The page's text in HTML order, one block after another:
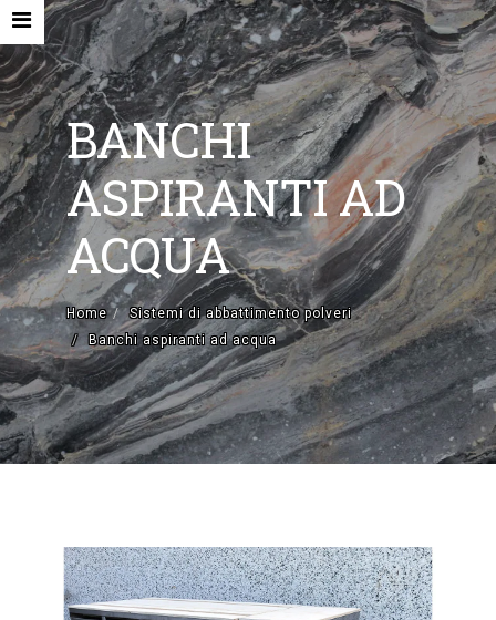
HOME
AZIENDA
MACCHINE NUOVE E ACCESSORI
MACCHINE USATE
CONTATTI
EN
BANCHI
ASPIRANTI AD
ACQUA
Home
Sistemi di abbattimento polveri
Banchi aspiranti ad acqua